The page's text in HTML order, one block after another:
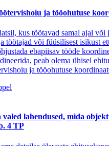
ja tööohutuse
kus töötavad samal ajal või
töötajad või füüsilisest isikust
ebapiisav tööde
peab olema ühisel
ja tööohutuse
valed lahendused, mida
4 TP